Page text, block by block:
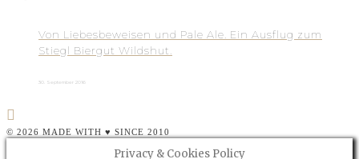
Von Liebesbeweisen und Pale Ale. Ein Ausflug zum
Stiegl Biergut Wildshut.
30. September 2016
© 2026 MADE WITH ♥ SINCE 2010
Privacy & Cookies Policy